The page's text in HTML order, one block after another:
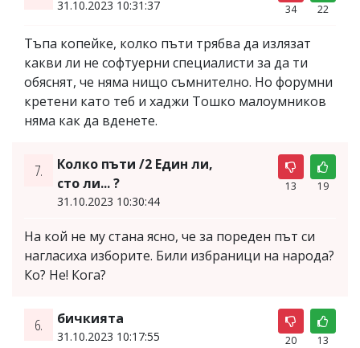
31.10.2023 10:31:37 34 22
Тъпа копейке, колко пъти трябва да излязат
какви ли не софтуерни специалисти за да ти
обяснят, че няма нищо съмнително. Но форумни
кретени като теб и хаджи Тошко малоумников
няма как да вденете.
7.
Колко пъти /2 Един ли,
сто ли... ?
31.10.2023 10:30:44
13 19
На кой не му стана ясно, че за пореден път си
нагласиха изборите. Били избраници на народа?
Ко? Не! Кога?
6. бичкията
31.10.2023 10:17:55 20 13